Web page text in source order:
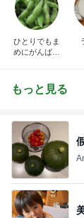
ひとりでもま
めにがんばる
もっと見る